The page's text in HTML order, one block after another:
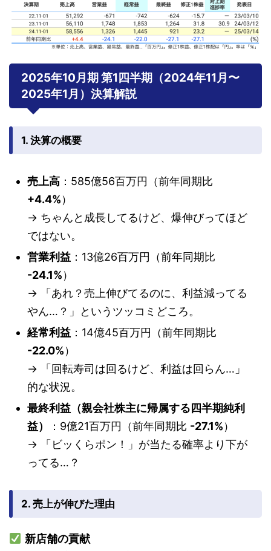
2025年10月期 第1四半期（2024年11月〜
2025年1月）決算解説
1. 決算の概要
売上高 ：585億56百万円（前年同期比
+4.4%）
→ ちゃんと成長してるけど、爆伸びってほど
ではない。
営業利益 ：13億26百万円（前年同期比
-24.1%）
→ 「あれ？売上伸びてるのに、利益減ってる
やん…？」というツッコミどころ。
経常利益 ：14億45百万円（前年同期比
-22.0%）
→ 「回転寿司は回るけど、利益は回らん…」
的な状況。
最終利益（親会社株主に帰属する四半期純利
益）
：9億21百万円（前年同期比 -27.1%）
→ 「ビッくらポン！」が当たる確率より下が
ってる…？
2. 売上が伸びた理由
新店舗の貢献